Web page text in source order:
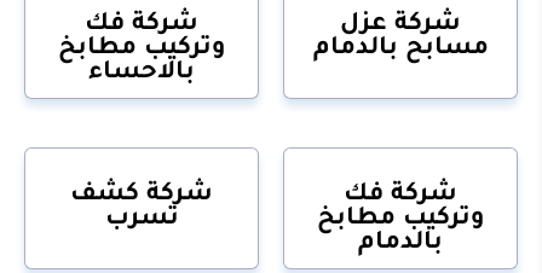
شركة عزل
مسابح بالدمام
شركة فك
وتركيب مطابخ
بالاحساء
شركة فك
وتركيب مطابخ
بالدمام
شركة كشف
تسرب